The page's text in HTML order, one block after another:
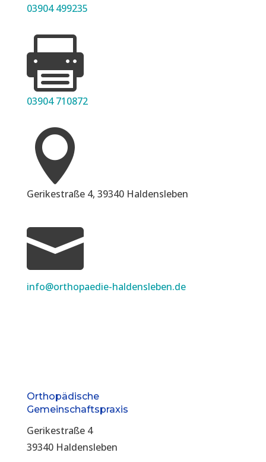
03904 499235

03904 710872

Gerikestraße 4, 39340 Haldensleben

info@orthopaedie-haldensleben.de
Orthopädische
Gemeinschaftspraxis
Gerikestraße 4
39340 Haldensleben